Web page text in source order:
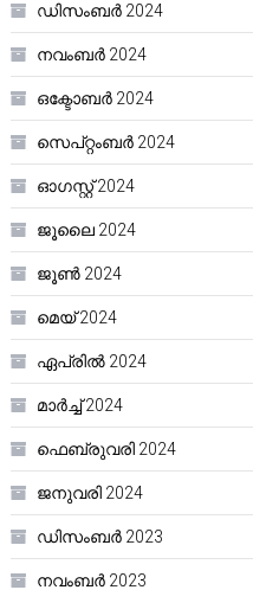
ഡിസംബർ 2024
നവംബർ 2024
ഒക്ടോബർ 2024
സെപ്റ്റംബർ 2024
ഓഗസ്റ്റ്‌ 2024
ജൂലൈ 2024
ജൂൺ 2024
മെയ്‌ 2024
ഏപ്രിൽ 2024
മാർച്ച്‌ 2024
ഫെബ്രുവരി 2024
ജനുവരി 2024
ഡിസംബർ 2023
നവംബർ 2023